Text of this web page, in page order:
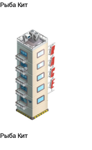
Рыба Кит
Рыба Кит